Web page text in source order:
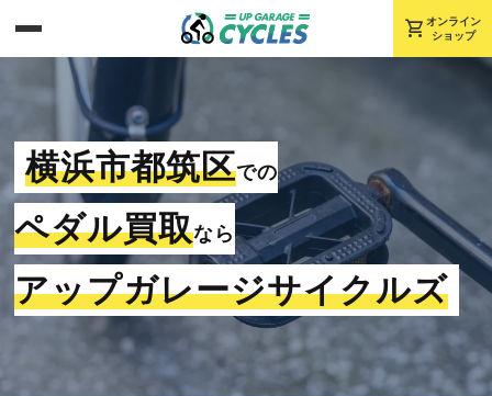
shopping_cart オンライン
ショップ
横浜市都筑区での
ペダル買取なら
アップガレージサイクルズ